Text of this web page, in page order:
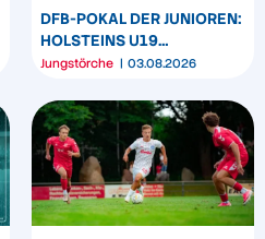
DFB-POKAL DER JUNIOREN:
HOLSTEINS U19
TRIUMPHIERT IN
Jungstörche 03.08.2026